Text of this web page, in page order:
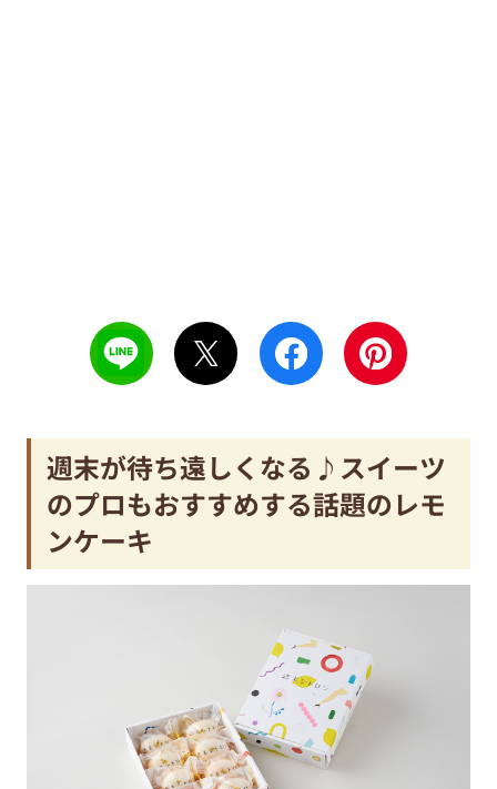
週末が待ち遠しくなる♪スイーツ
のプロもおすすめする話題のレモ
ンケーキ